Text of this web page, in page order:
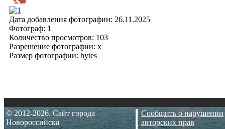
Дата добавления фотографии: 26.11.2025
Фотограф: 1
Количество просмотров: 103
Разрешение фотографии: x
Размер фотографии: bytes
© 2012-2026. Сайт города
Новороссийска
Сообщить о нарушении
авторских прав